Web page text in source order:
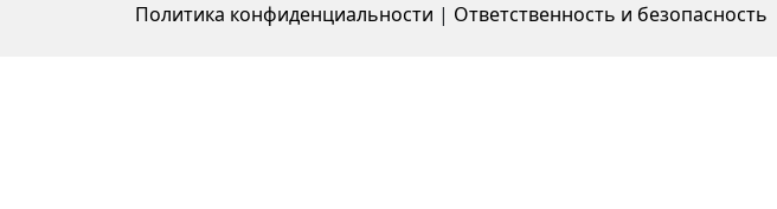
Политика конфиденциальности | Ответственность и безопасность